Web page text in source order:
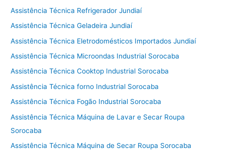
Assistência Técnica Refrigerador Jundiaí
Assistência Técnica Geladeira Jundiaí
Assistência Técnica Eletrodomésticos Importados Jundiaí
Assistência Técnica Microondas Industrial Sorocaba
Assistência Técnica Cooktop Industrial Sorocaba
Assistência Técnica forno Industrial Sorocaba
Assistência Técnica Fogão Industrial Sorocaba
Assistência Técnica Máquina de Lavar e Secar Roupa
Sorocaba
Assistência Técnica Máquina de Secar Roupa Sorocaba